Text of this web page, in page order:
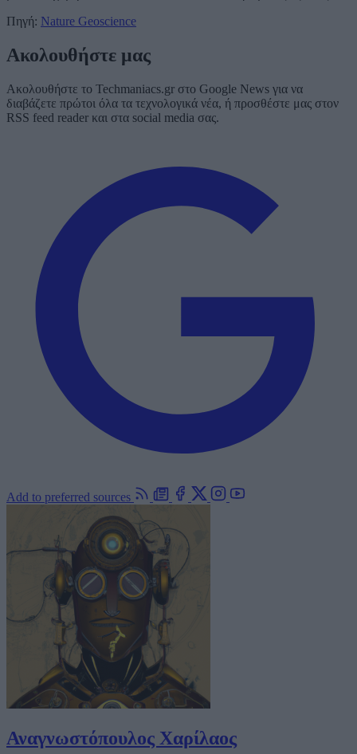
Πηγή: Nature Geoscience
Ακολουθήστε μας
Ακολουθήστε το Techmaniacs.gr στο Google News για να
διαβάζετε πρώτοι όλα τα τεχνολογικά νέα, ή προσθέστε μας στον
RSS feed reader και στα social media σας.
Add to preferred sources
Αναγνωστόπουλος Χαρίλαος